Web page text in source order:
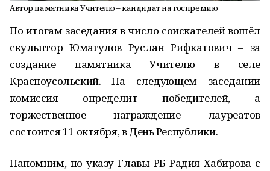
Автор памятника Учителю – кандидат на госпремию
По итогам заседания в число соискателей вошёл
скульптор Юмагулов Руслан Рифкатович – за
создание памятника Учителю в селе
Красноусольский. На следующем заседании
комиссия определит победителей, а
торжественное награждение лауреатов
состоится 11 октября, в День Республики.
Напомним, по указу Главы РБ Радия Хабирова с